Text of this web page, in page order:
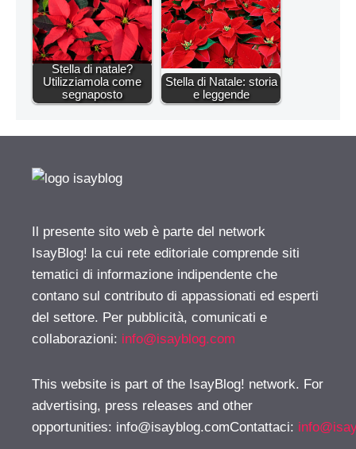
Stella di natale?
Utilizziamola come
segnaposto
Stella di Natale: storia
e leggende
Il presente sito web è parte del network
IsayBlog! la cui rete editoriale comprende siti
tematici di informazione indipendente che
contano sul contributo di appassionati ed esperti
del settore. Per pubblicità, comunicati e
collaborazioni: info@isayblog.com
This website is part of the IsayBlog! network. For
advertising, press releases and other
opportunities: info@isayblog.comContattaci: